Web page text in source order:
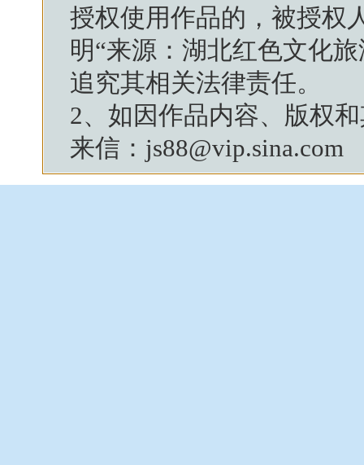
授权使用作品的，被授权
明“来源： 湖北红色文化
追究其相关法律责任。
2、如因作品内容、版权
来信：js88@vip.sina.com